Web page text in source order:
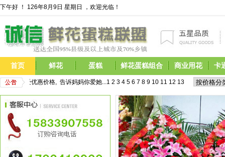
下午好 ！ 126年8月9日 星期日 ，欢迎光临！
首页 鲜花 蛋糕 鲜花蛋糕组合 商业用花 卡
享受优惠价格,  告诉妈妈你爱她...1 2 3 4 5 6 7 8 9 10 11 12 13 14 15 16 17 母